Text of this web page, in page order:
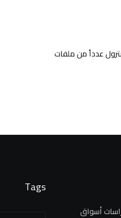
عدداً من ملفات
أسواق
Tags